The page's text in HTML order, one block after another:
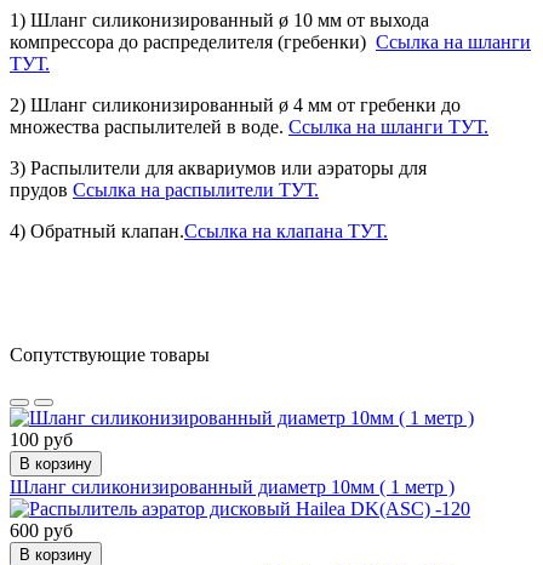
1) Шланг силиконизированный ø 10 мм от выхода
компрессора до распределителя (гребенки) Ссылка на шланги
ТУТ.
2) Шланг силиконизированный ø 4 мм от гребенки до
множества распылителей в воде. Ссылка на шланги ТУТ.
3) Распылители для аквариумов или аэраторы для
прудов Ссылка на распылители ТУТ.
4) Обратный клапан.Ссылка на клапана ТУТ.
Сопутствующие товары
100 руб
В корзину
Шланг силиконизированный диаметр 10мм ( 1 метр )
600 руб
В корзину